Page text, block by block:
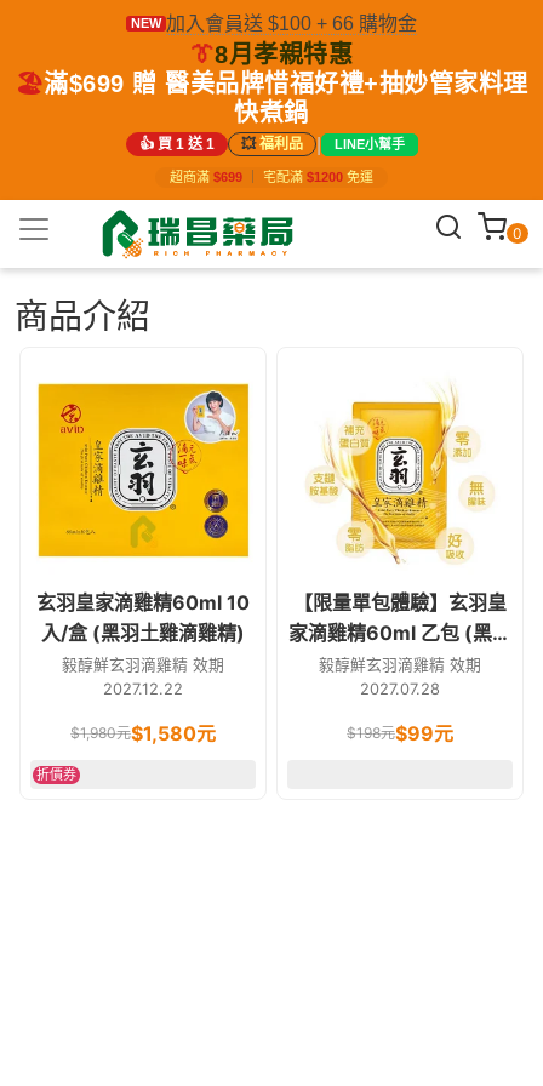
NEW 加入會員送 $100 + 66 購物金
👔8月孝親特惠
🏖️滿$699 贈 醫美品牌惜福好禮+抽妙管家料理
快煮鍋
👍 買 1 送 1 💥福利品 | LINE小幫手
超商滿 $699 宅配滿 $1200 免運
0
商品介紹
玄羽皇家滴雞精60ml 10
入/盒 (黑羽土雞滴雞精)
毅醇鮮玄羽滴雞精 效期
2027.12.22
$1,980元$1,580元
折價券
【限量單包體驗】玄羽皇
家滴雞精60ml 乙包 (黑羽
土雞滴雞精)
毅醇鮮玄羽滴雞精 效期
2027.07.28
$198元$99元